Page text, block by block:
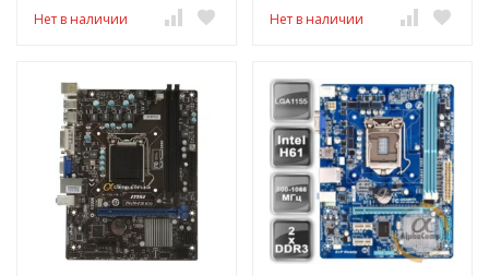
Нет в наличии Нет в наличии